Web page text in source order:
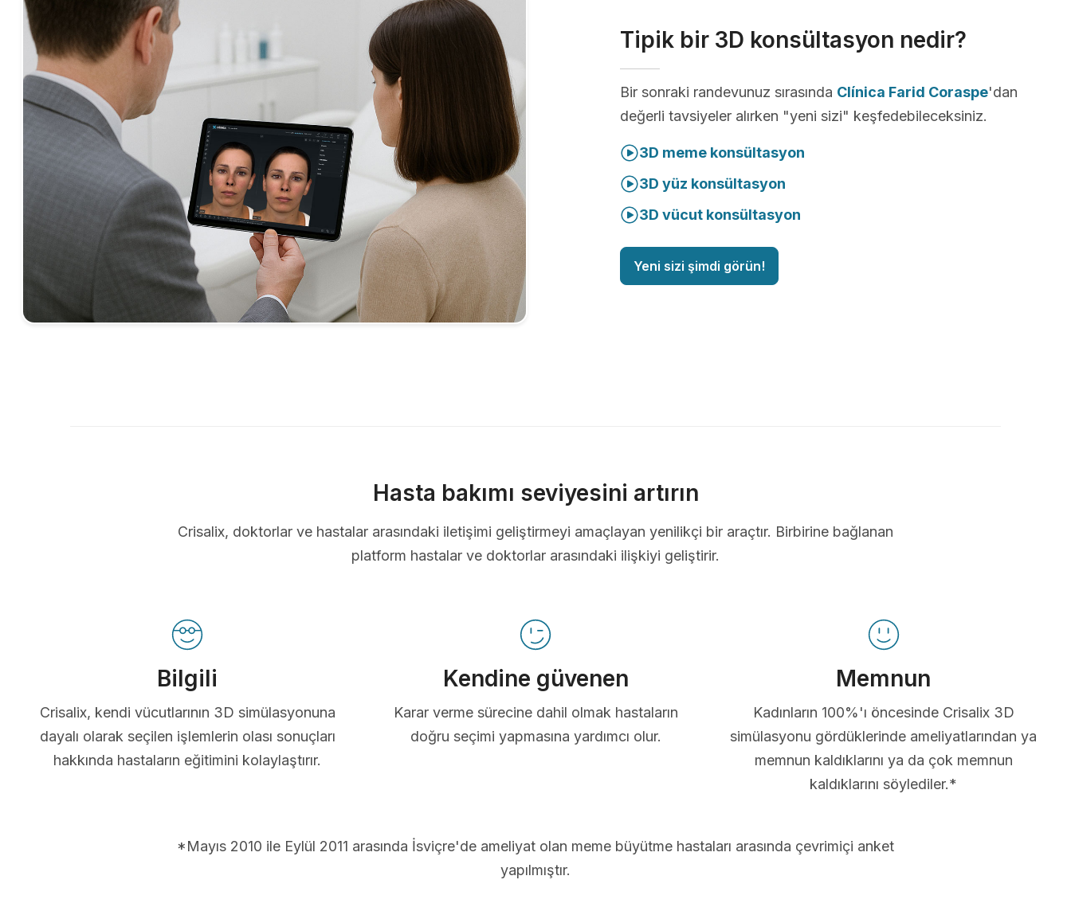
Tipik bir 3D konsültasyon nedir?
Bir sonraki randevunuz sırasında Clínica Farid Coraspe'dan
değerli tavsiyeler alırken "yeni sizi" keşfedebileceksiniz.
3D meme konsültasyon
3D yüz konsültasyon
3D vücut konsültasyon
Yeni sizi şimdi görün!
Hasta bakımı seviyesini artırın
Crisalix, doktorlar ve hastalar arasındaki iletişimi geliştirmeyi amaçlayan yenilikçi bir araçtır. Birbirine bağlanan
platform hastalar ve doktorlar arasındaki ilişkiyi geliştirir.
Bilgili
Crisalix, kendi vücutlarının 3D simülasyonuna
dayalı olarak seçilen işlemlerin olası sonuçları
hakkında hastaların eğitimini kolaylaştırır.
Kendine güvenen
Karar verme sürecine dahil olmak hastaların
doğru seçimi yapmasına yardımcı olur.
Memnun
Kadınların 100%'ı öncesinde Crisalix 3D
simülasyonu gördüklerinde ameliyatlarından ya
memnun kaldıklarını ya da çok memnun
kaldıklarını söylediler.*
*Mayıs 2010 ile Eylül 2011 arasında İsviçre'de ameliyat olan meme büyütme hastaları arasında çevrimiçi anket
yapılmıştır.